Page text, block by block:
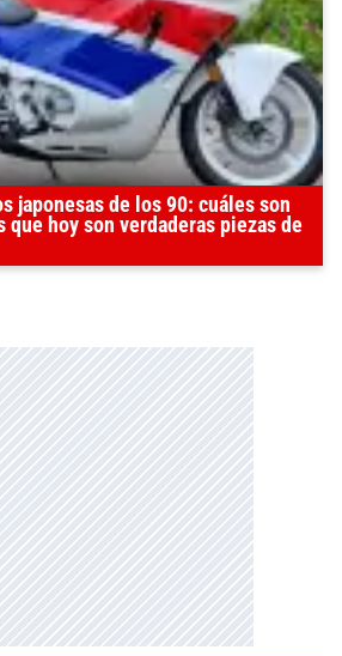
japonesas de los 90: cuáles son
que hoy son verdaderas piezas de